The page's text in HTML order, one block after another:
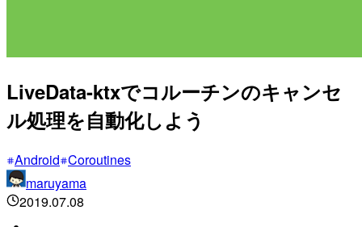
LiveData-ktxでコルーチンのキャンセ
ル処理を自動化しよう
Android Coroutines
maruyama
2019.07.08